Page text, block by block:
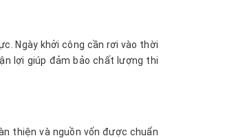
Ngày khởi công cần rơi vào thời
lợi giúp đảm bảo chất lượng thi
thiện và nguồn vốn được chuẩn